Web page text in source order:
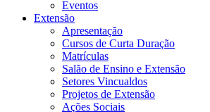
Eventos
Extensão
Apresentação
Cursos de Curta Duração
Matrículas
Salão de Ensino e Extensão
Setores Vincualdos
Projetos de Extensão
Ações Sociais